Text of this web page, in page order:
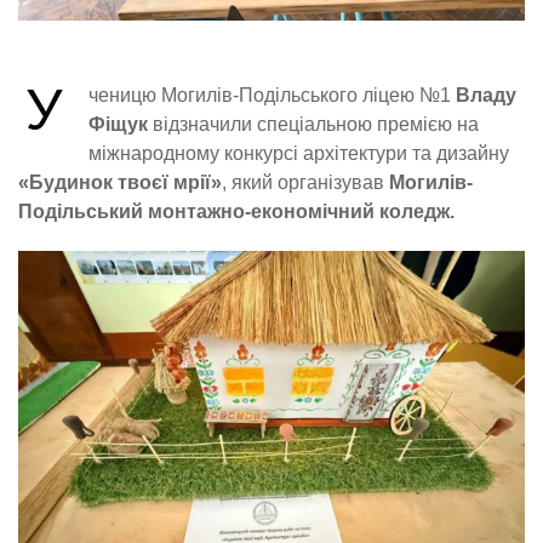
У ченицю Могилів-Подільського ліцею №1 Владу
Фіщук відзначили спеціальною премією на
міжнародному конкурсі архітектури та дизайну
«Будинок твоєї мрії», який організував Могилів-
Подільський монтажно-економічний коледж.